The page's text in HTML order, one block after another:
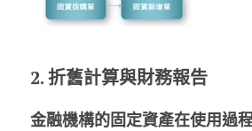
2. 折舊計算與財務報告
金融機構的固定資產在使用過